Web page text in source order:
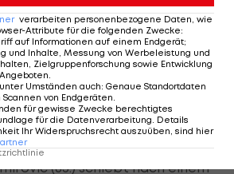
aber die perfekte Antwort
Gegenzug trifft der DFB-
Abpraller. Die Augsburger
geschlagen. Kade (71.)
ist es ein Nachschuss.
macht ein Ex-Augsburger den
(83.) schiebt nach einem
verarbeiten personenbezogene Daten, wie
Attribute für die folgenden Zwecke:
auf Informationen auf einem Endgerät;
und Inhalte, Messung von Werbeleistung und
Zielgruppenforschung sowie Entwicklung
Umständen auch: Genaue Standortdaten
von Endgeräten
für gewisse Zwecke berechtigtes
für die Datenverarbeitung. Details
Ihr Widerspruchsrecht auszuüben, sind hier